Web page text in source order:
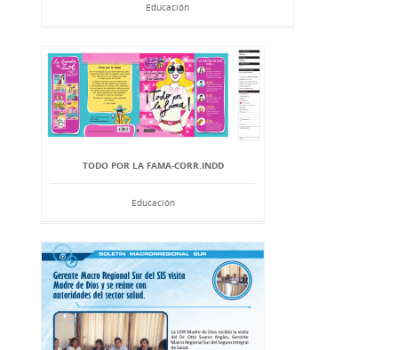
Educación
TODO POR LA FAMA-CORR.INDD
Educación